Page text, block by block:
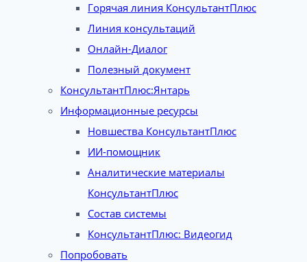
Горячая линия КонсультантПлюс
Линия консультаций
Онлайн-Диалог
Полезный документ
КонсультантПлюс:Янтарь
Информационные ресурсы
Новшества КонсультантПлюс
ИИ-помощник
Аналитические материалы
КонсультантПлюс
Состав системы
КонсультантПлюс: Видеогид
Попробовать